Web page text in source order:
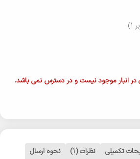
1
)
انبار موجود نیست و در دسترس نمی باشد.
تکمیلی نظرات (1) نحوه ارسال